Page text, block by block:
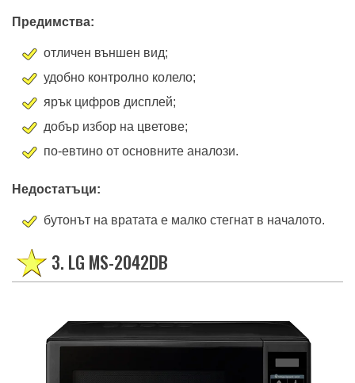
Предимства:
отличен външен вид;
удобно контролно колело;
ярък цифров дисплей;
добър избор на цветове;
по-евтино от основните аналози.
Недостатъци:
бутонът на вратата е малко стегнат в началото.
3. LG MS-2042DB